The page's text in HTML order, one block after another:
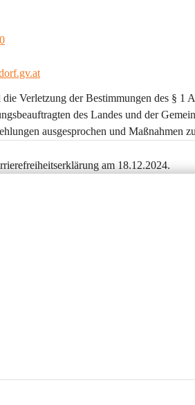
Verletzung der Bestimmungen des §
des Landes und der
ausgesprochen und Maßnahmen
am 18.12.2024.